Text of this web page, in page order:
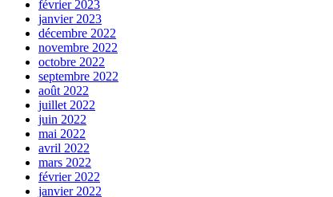
février 2023
janvier 2023
décembre 2022
novembre 2022
octobre 2022
septembre 2022
août 2022
juillet 2022
juin 2022
mai 2022
avril 2022
mars 2022
février 2022
janvier 2022